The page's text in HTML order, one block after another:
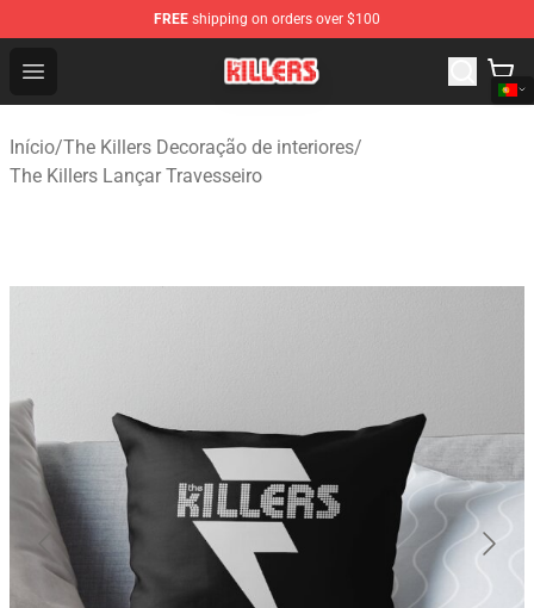
FREE shipping on orders over $100
Open menu
The Killers Shop - Official The Killers Merchandise Store
Início/The Killers Decoração de interiores/
The Killers Lançar Travesseiro